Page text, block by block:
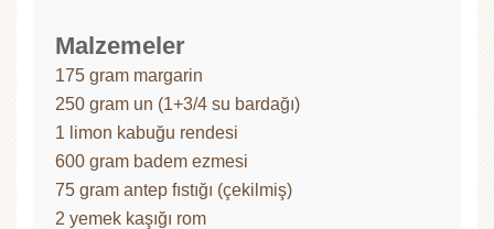
Malzemeler
175 gram margarin
250 gram un (1+3/4 su bardağı)
1 limon kabuğu rendesi
600 gram badem ezmesi
75 gram antep fıstığı (çekilmiş)
2 yemek kaşığı rom